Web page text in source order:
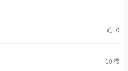
0
10楼